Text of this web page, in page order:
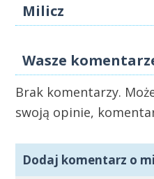
Milicz
Wasze
Brak komentarzy.
swoją opinie,
Dodaj komentarz o